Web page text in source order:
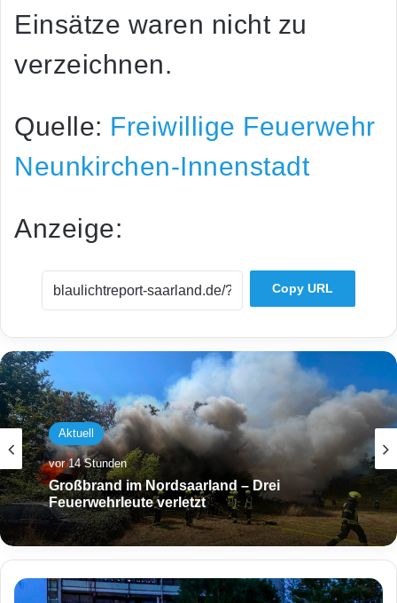
Einsätze waren nicht zu
verzeichnen.
Quelle: Freiwillige Feuerwehr
Neunkirchen-Innenstadt
Anzeige:
Copy URL
Aktuell
vor 14 Stunden
Großbrand im Nordsaarland – Drei
Feuerwehrleute verletzt
N